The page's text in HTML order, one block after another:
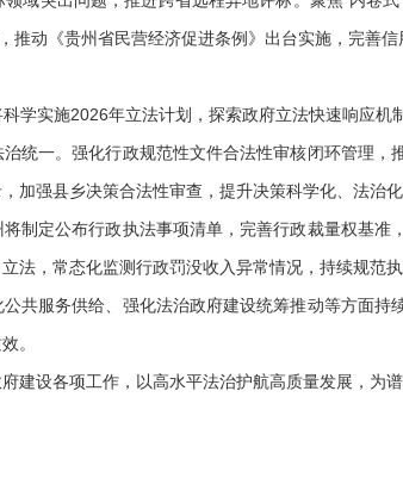
推动《贵州省民营经济促进条例》出台实施，完善
实施2026年立法计划，探索政府立法快速响应机
统一。强化行政规范性文件合法性审核闭环管理
加强县乡决策合法性审查，提升决策科学化、法治化
定公布行政执法事项清单，完善行政裁量权基准
法，常态化监测行政罚没收入异常情况，持续规范
服务供给、强化法治政府建设统筹推动等方面持
。
设各项工作，以高水平法治护航高质量发展，为谱